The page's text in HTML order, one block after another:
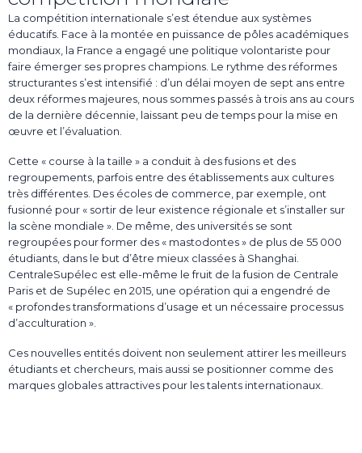
La compétition internationale s’est étendue aux systèmes
éducatifs. Face à la montée en puissance de pôles académiques
mondiaux, la France a engagé une politique volontariste pour
faire émerger ses propres champions. Le rythme des réformes
structurantes s’est intensifié : d’un délai moyen de sept ans entre
deux réformes majeures, nous sommes passés à trois ans au cours
de la dernière décennie, laissant peu de temps pour la mise en
œuvre et l’évaluation.
Cette « course à la taille » a conduit à des fusions et des
regroupements, parfois entre des établissements aux cultures
très différentes. Des écoles de commerce, par exemple, ont
fusionné pour « sortir de leur existence régionale et s’installer sur
la scène mondiale ». De même, des universités se sont
regroupées pour former des « mastodontes » de plus de 55 000
étudiants, dans le but d’être mieux classées à Shanghai.
CentraleSupélec est elle-même le fruit de la fusion de Centrale
Paris et de Supélec en 2015, une opération qui a engendré de
« profondes transformations d’usage et un nécessaire processus
d’acculturation ».
Ces nouvelles entités doivent non seulement attirer les meilleurs
étudiants et chercheurs, mais aussi se positionner comme des
marques globales attractives pour les talents internationaux.